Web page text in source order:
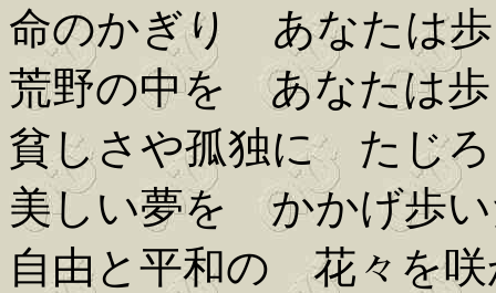
命のかぎり あなたは
荒野の中を あなたは歩
貧しさや孤独に たじ
美しい夢を かかげ歩い
自由と平和の 花々を咲